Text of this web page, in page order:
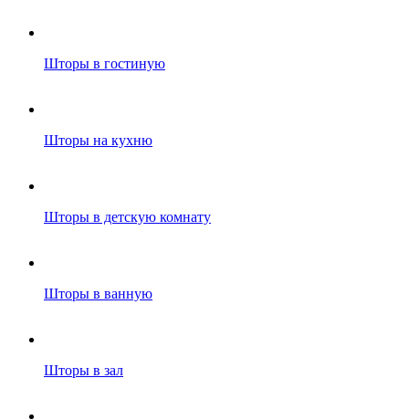
Шторы в гостиную
Шторы на кухню
Шторы в детскую комнату
Шторы в ванную
Шторы в зал